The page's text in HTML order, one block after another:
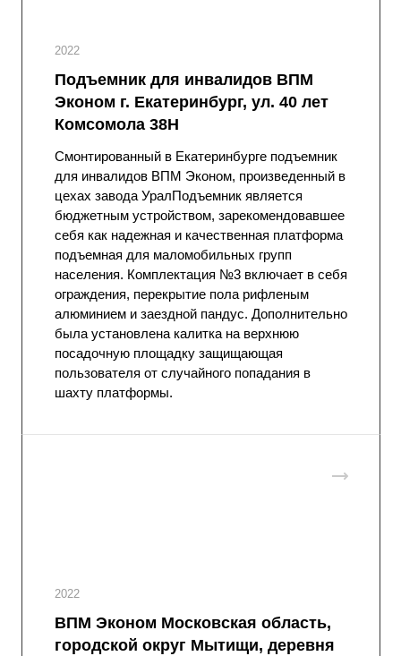
2022
Подъемник для инвалидов ВПМ
Эконом г. Екатеринбург, ул. 40 лет
Комсомола 38Н
Смонтированный в Екатеринбурге подъемник
для инвалидов ВПМ Эконом, произведенный в
цехах завода УралПодъемник является
бюджетным устройством, зарекомендовавшее
себя как надежная и качественная платформа
подъемная для маломобильных групп
населения. Комплектация №3 включает в себя
ограждения, перекрытие пола рифленым
алюминием и заездной пандус. Дополнительно
была установлена калитка на верхнюю
посадочную площадку защищающая
пользователя от случайного попадания в
шахту платформы.
2022
ВПМ Эконом Московская область,
городской округ Мытищи, деревня